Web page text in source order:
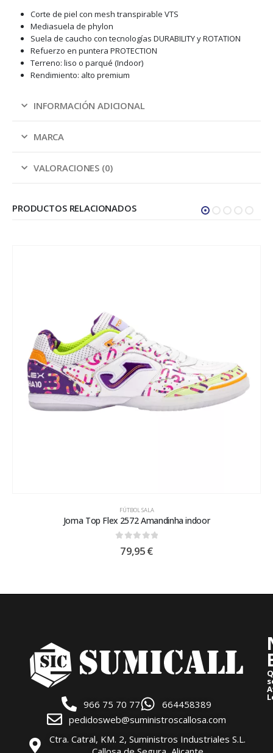
Corte de piel con mesh transpirable VTS
Mediasuela de phylon
Suela de caucho con tecnologías DURABILITY y ROTATION
Refuerzo en puntera PROTECTION
Terreno: liso o parqué (Indoor)
Rendimiento: alto premium
INFORMACIÓN ADICIONAL
MARCA
VALORACIONES (0)
PRODUCTOS RELACIONADOS
FÚTBOL SALA
Joma Top Flex 2572 Amandinha indoor
0out of 5
79,95€
966 75 70 77
664458389
pedidosweb@suministroscallosa.com
Ctra. Catral, KM. 2, Suministros Industriales S.L.